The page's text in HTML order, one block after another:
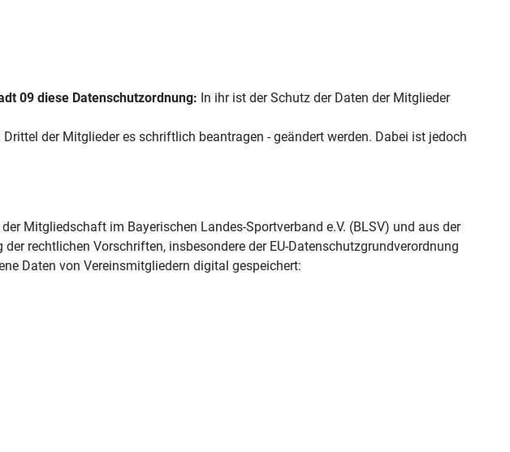
09 diese Datenschutzordnung: In ihr ist der Schutz der Daten der Mitglieder
der Mitglieder es schriftlich beantragen - geändert werden. Dabei ist jedoch
Mitgliedschaft im Bayerischen Landes-Sportverband e.V. (BLSV) und aus der
rechtlichen Vorschriften, insbesondere der EU-Datenschutzgrundverordnung
Daten von Vereinsmitgliedern digital gespeichert: